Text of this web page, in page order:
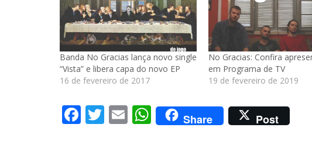
Banda No Gracias lança novo single
“Vista” e libera capa do novo EP
16 de fevereiro de 2017
No Gracias: Confira
em Programa de TV
19 de fevereiro de 2019
Facebook
Twitter
EmailWhatsApp
Share Post